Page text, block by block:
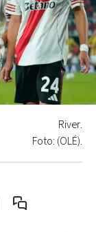
River.
Foto: (OLÉ).